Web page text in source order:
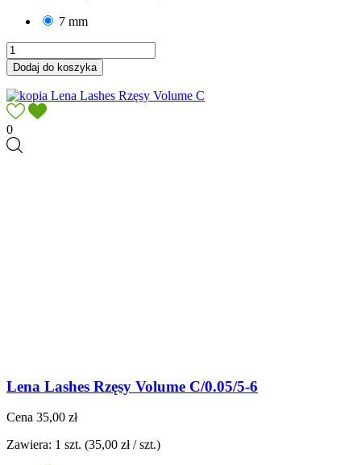
7 mm
Dodaj do koszyka
0
Lena Lashes Rzęsy Volume C/0.05/5-6
Cena 35,00 zł
Zawiera: 1 szt. (35,00 zł / szt.)